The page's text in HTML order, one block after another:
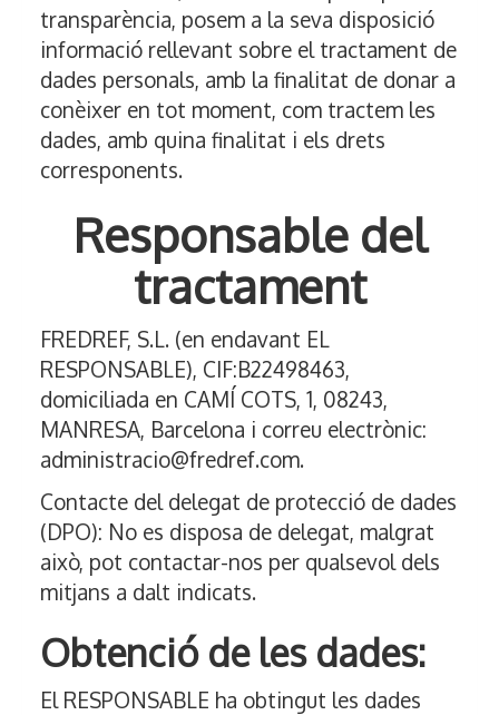
transparència, posem a la seva disposició
informació rellevant sobre el tractament de
dades personals, amb la finalitat de donar a
conèixer en tot moment, com tractem les
dades, amb quina finalitat i els drets
corresponents.
Responsable del
tractament
FREDREF, S.L. (en endavant EL
RESPONSABLE), CIF:B22498463,
domiciliada en CAMÍ COTS, 1, 08243,
MANRESA, Barcelona i correu electrònic:
administracio@fredref.com.
Contacte del delegat de protecció de dades
(DPO): No es disposa de delegat, malgrat
això, pot contactar-nos per qualsevol dels
mitjans a dalt indicats.
Obtenció de les dades:
El RESPONSABLE ha obtingut les dades